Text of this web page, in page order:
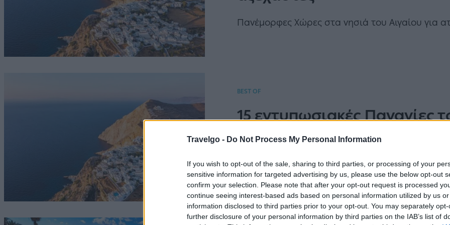
Travelgo - Do Not Process My Personal Information
If you wish to opt-out of the sale, sharing to third parties, or processing of your
sensitive information for targeted advertising by us, please use the below opt-out
confirm your selection. Please note that after your opt-out request is processed
continue seeing interest-based ads based on personal information utilized by us
information disclosed to third parties prior to your opt-out. You may separately
further disclosure of your personal information by third parties on the IAB’s list of
Πανέμορφες Χώρες στα νησιά του Αιγαίου για
BEST OF
15 εντυπωσιακές Παναγίες
τοπία που κόβουν την ανάσα
Στο απέραντο γαλάζιο του Αιγαίου, μικρές και
μοιάζουν με πίνακας ζωγραφικής.